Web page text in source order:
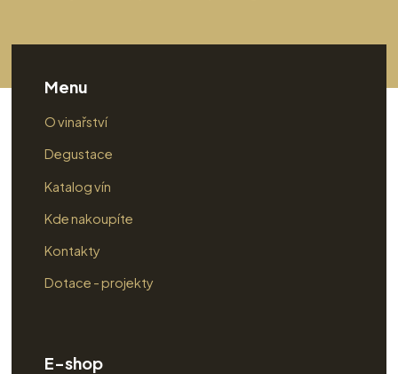
Menu
O vinařství
Degustace
Katalog vín
Kde nakoupíte
Kontakty
Dotace - projekty
E-shop